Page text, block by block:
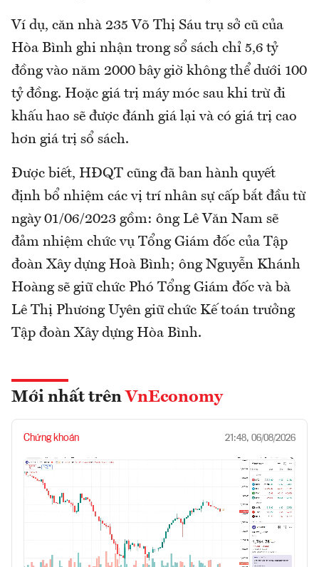
Ví dụ, căn nhà 235 Võ Thị Sáu trụ sở cũ của
Hòa Bình ghi nhận trong sổ sách chỉ 5,6 tỷ
đồng vào năm 2000 bây giờ không thể dưới 100
tỷ đồng. Hoặc giá trị máy móc sau khi trừ đi
khấu hao sẽ được đánh giá lại và có giá trị cao
hơn giá trị sổ sách.
Được biết, HĐQT cũng đã ban hành quyết
định bổ nhiệm các vị trí nhân sự cấp bắt đầu từ
ngày 01/06/2023 gồm: ông Lê Văn Nam sẽ
đảm nhiệm chức vụ Tổng Giám đốc của Tập
đoàn Xây dựng Hoà Bình; ông Nguyễn Khánh
Hoàng sẽ giữ chức Phó Tổng Giám đốc và bà
Lê Thị Phương Uyên giữ chức Kế toán trưởng
Tập đoàn Xây dựng Hòa Bình.
Mới nhất trên VnEconomy
Chứng khoán 21:48, 06/08/2026